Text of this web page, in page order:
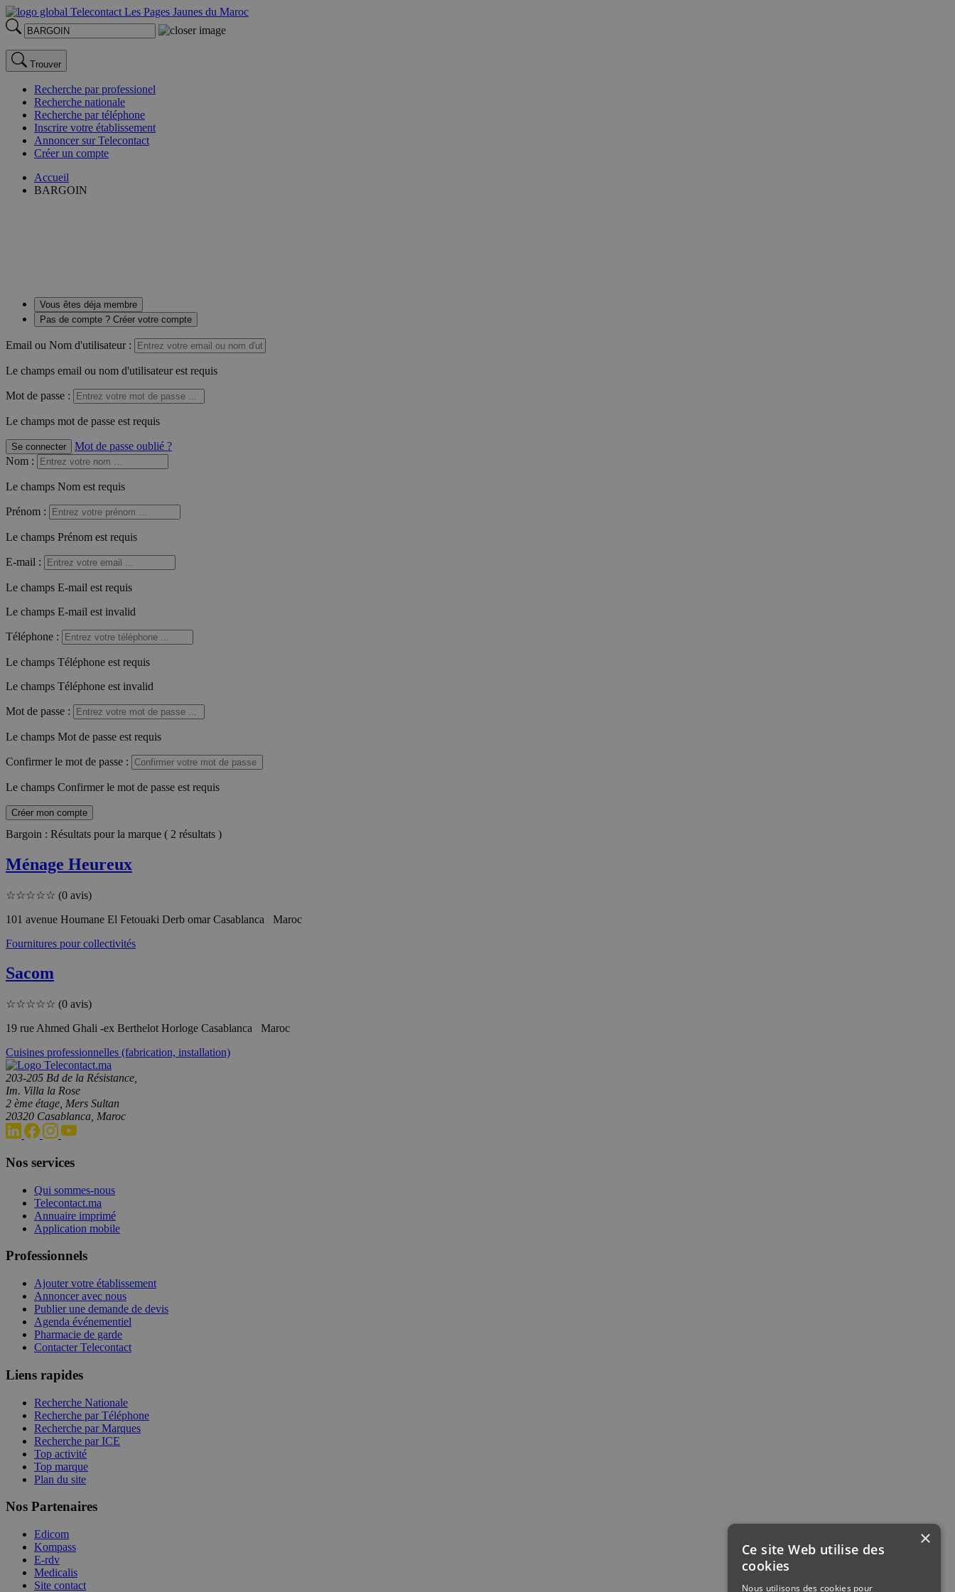
Trouver
Recherche par professionel
Recherche nationale
Recherche par téléphone
Inscrire votre établissement
Annoncer sur Telecontact
Créer un compte
Accueil
BARGOIN
Vous êtes déja membre
Pas de compte ? Créer votre compte
Email ou Nom d'utilisateur :
Le champs email ou nom d'utilisateur est requis
Mot de passe :
Le champs mot de passe est requis
Se connecter
Mot de passe oublié ?
Nom :
Le champs Nom est requis
Prénom :
Le champs Prénom est requis
E-mail :
Le champs E-mail est requis
Le champs E-mail est invalid
Téléphone :
Le champs Téléphone est requis
Le champs Téléphone est invalid
Mot de passe :
Le champs Mot de passe est requis
Confirmer le mot de passe :
Le champs Confirmer le mot de passe est requis
Créer mon compte
Bargoin : Résultats pour la marque ( 2 résultats )
Ménage Heureux
☆☆☆☆☆ (0 avis)
101 avenue Houmane El Fetouaki Derb omar Casablanca Maroc
Fournitures pour collectivités
Sacom
☆☆☆☆☆ (0 avis)
19 rue Ahmed Ghali -ex Berthelot Horloge Casablanca Maroc
Cuisines professionnelles (fabrication, installation)
203-205 Bd de la Résistance,
Im. Villa la Rose
2 ème étage, Mers Sultan
20320 Casablanca, Maroc
Nos services
Qui sommes-nous
Telecontact.ma
Annuaire imprimé
Application mobile
Professionnels
Ajouter votre établissement
Annoncer avec nous
Publier une demande de devis
Agenda événementiel
Pharmacie de garde
Contacter Telecontact
Liens rapides
Recherche Nationale
Recherche par Téléphone
Recherche par Marques
Recherche par ICE
Top activité
Top marque
Plan du site
Nos Partenaires
Edicom
Kompass
E-rdv
Medicalis
Site contact
×
Ce site Web utilise des
cookies
Nous utilisons des cookies pour